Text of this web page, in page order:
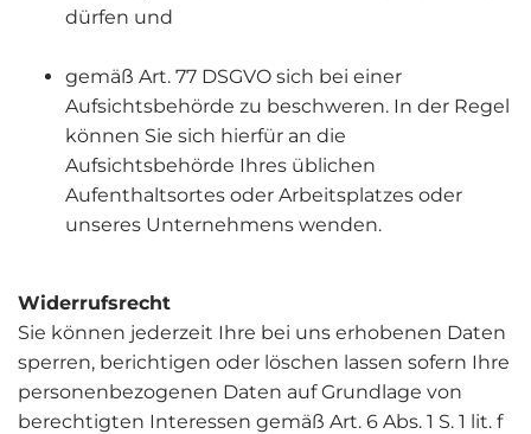
dürfen und
gemäß Art. 77 DSGVO sich bei einer
Aufsichtsbehörde zu beschweren. In der Regel
können Sie sich hierfür an die
Aufsichtsbehörde Ihres üblichen
Aufenthaltsortes oder Arbeitsplatzes oder
unseres Unternehmens wenden.
Widerrufsrecht
Sie können jederzeit Ihre bei uns erhobenen Daten
sperren, berichtigen oder löschen lassen sofern Ihre
personenbezogenen Daten auf Grundlage von
berechtigten Interessen gemäß Art. 6 Abs. 1 S. 1 lit. f